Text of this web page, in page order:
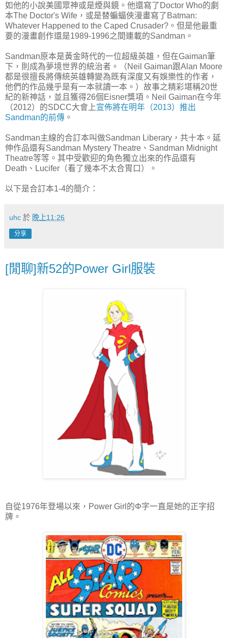
如他的小說美國眾神或是煙與鏡。他還寫了Doctor Who的劇
本The Doctor's Wife，或是替蝙蝠俠漫畫寫了Batman:
Whatever Happened to the Caped Crusader?。但是他最重
要的漫畫創作還是1989-1996之間連載的Sandman。
Sandman原本是黃金時代的一位超級英雄，但在Gaiman筆
下，則成為夢境世界的統治者。（Neil Gaiman跟Alan Moore
都是很擅長將傳統英雄轉變為既有深度又有娛樂性的作者，
他們的作品幾乎是有一本就讀一本。）故事之精彩堪稱20世
紀的新神話，並且獲得26個Eisner獎項。Neil Gaiman在今年
（2012）的SDCC大會上宣佈將在明年（2013）推出
Sandman的前傳 。
Sandman主線的合訂本叫做Sandman Liberary，共十本。延
伸作品還有Sandman Mystery Theatre、Sandman Midnight
Theatre等等。其中受歡迎的角色獨立出來的作品還有
Death、Lucifer（看了幾本不太合胃口）。
以下是合訂本1-4的簡介：
uhc 於 晚上11:26
分享
[閒聊]新52的Power Girl服裝
自從1976年登場以來，Power Girl的Φ字一直是她的正字招
牌。